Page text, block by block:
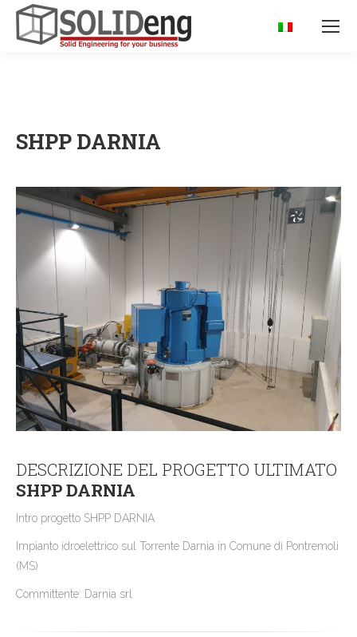
SHPP DARNIA
DESCRIZIONE DEL PROGETTO ULTIMATO
SHPP DARNIA
Intro progetto SHPP DARNIA
Impianto idroelettrico sul Torrente Darnia in Comune di Pontremoli
(MS)
Committente: Darnia srl